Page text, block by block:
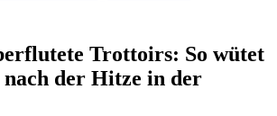
Trottoirs: So wütet
der Hitze in der